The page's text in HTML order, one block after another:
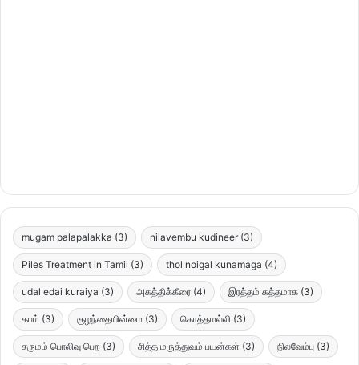
mugam palapalakka (3) nilavembu kudineer (3)
Piles Treatment in Tamil (3) thol noigal kunamaga (4)
udal edai kuraiya (3) அகத்திக்கீரை (4) இரத்தம் சுத்தமாக (3)
கபம் (3) குழந்தையின்மை (3) கொத்தமல்லி (3)
சருமம் பொலிவு பெற (3) சித்த மருத்துவம் பயன்கள் (3) நிலவேம்பு (3)